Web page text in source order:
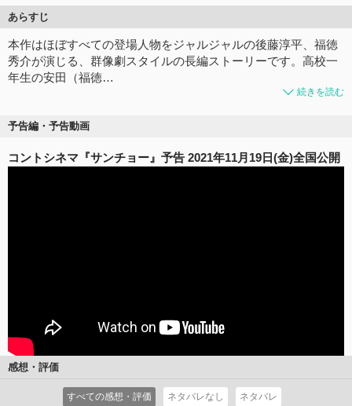
あらすじ
本作はほぼすべての登場人物をジャルジャルの後藤淳平、福徳
秀介が演じる、群像劇スタイルの長編ストーリーです。高校一
年生の安田（福徳…
続きを読む
予告編・予告動画
コントシネマ『サンチョー』予告 2021年11月19日(金)全国公開
感想・評価
すべての感想・評価 ネタバレなし ネタバレ